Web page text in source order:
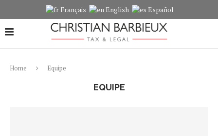
Français English Español
Home Equipe
EQUIPE